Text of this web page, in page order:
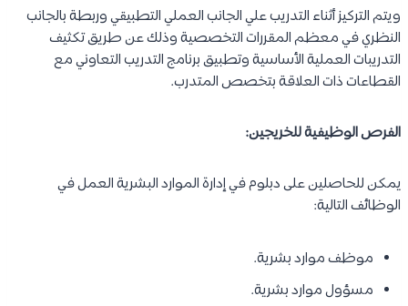
ويتم التركيز أثناء التدريب علي الجانب العملي التطبيقي وربطة بالجانب
النظري في معظم المقررات التخصصية وذلك عن طريق تكثيف
التدريبات العملية الأساسية وتطبيق برنامج التدريب التعاوني مع
القطاعات ذات العلاقة بتخصص المتدرب.
الفرص الوظيفية للخريجين:
يمكن للحاصلين على دبلوم في إدارة الموارد البشرية العمل في
الوظائف التالية:
موظف موارد بشرية.
مسؤول موارد بشرية.